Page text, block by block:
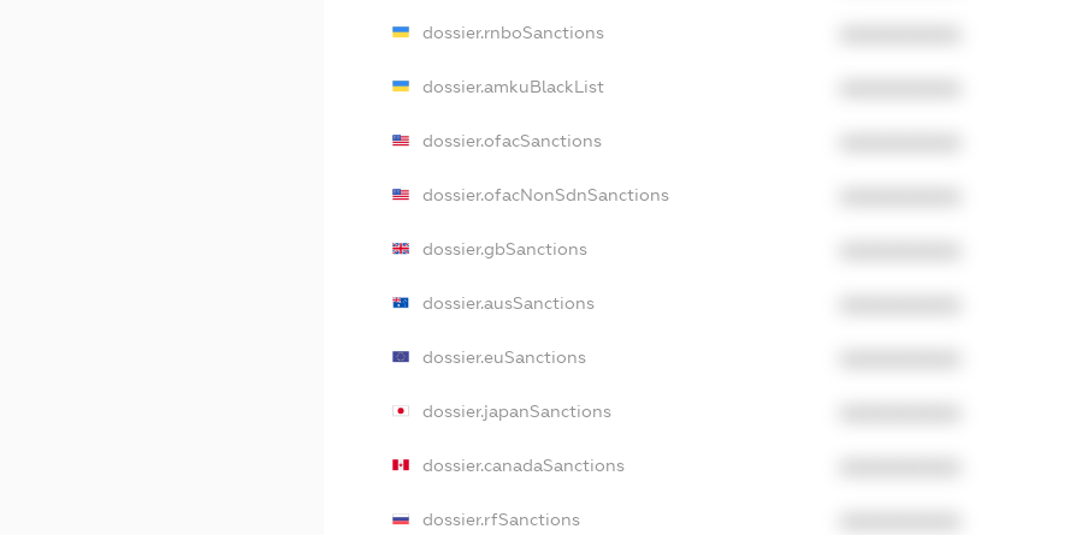
dossier.rnboSanctions
dossier.amkuBlackList
dossier.ofacSanctions
dossier.ofacNonSdnSanctions
dossier.gbSanctions
dossier.ausSanctions
dossier.euSanctions
dossier.japanSanctions
dossier.canadaSanctions
dossier.rfSanctions